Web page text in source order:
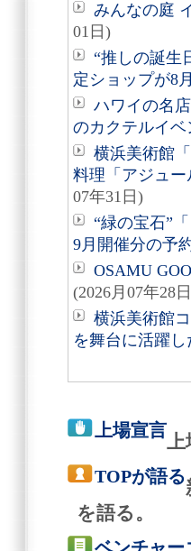
みんなの庭
01日)
“推しの誕生
定ショップが8
ハワイの名
のカクテルイベ
横浜美術館
料理「アジュ
07年31日)
“緑の宝石”
9月開催分の予
OSAMU
(2026月07年28
横浜美術館
を舞台に活躍
上場宣言
上
TOPが語る
を語る。